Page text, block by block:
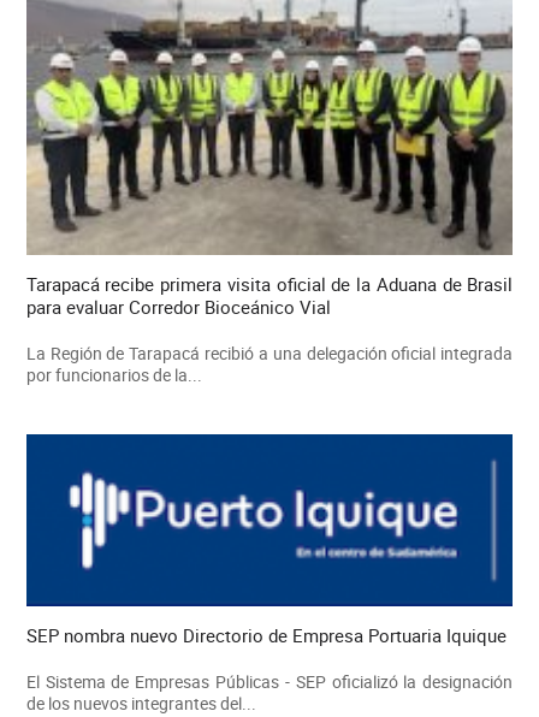
Tarapacá recibe primera visita oficial de la Aduana de Brasil
para evaluar Corredor Bioceánico Vial
La Región de Tarapacá recibió a una delegación oficial integrada
por funcionarios de la...
SEP nombra nuevo Directorio de Empresa Portuaria Iquique
El Sistema de Empresas Públicas - SEP oficializó la designación
de los nuevos integrantes del...